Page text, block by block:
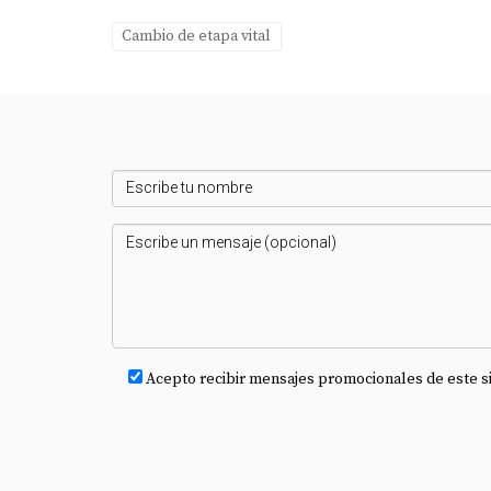
asesoramiento legal si surgen desacuerdos.
Cambio de etapa vital
Acepto recibir mensajes promocionales de este